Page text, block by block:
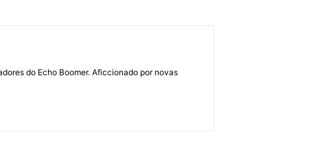
do Echo Boomer. Aficcionado por novas